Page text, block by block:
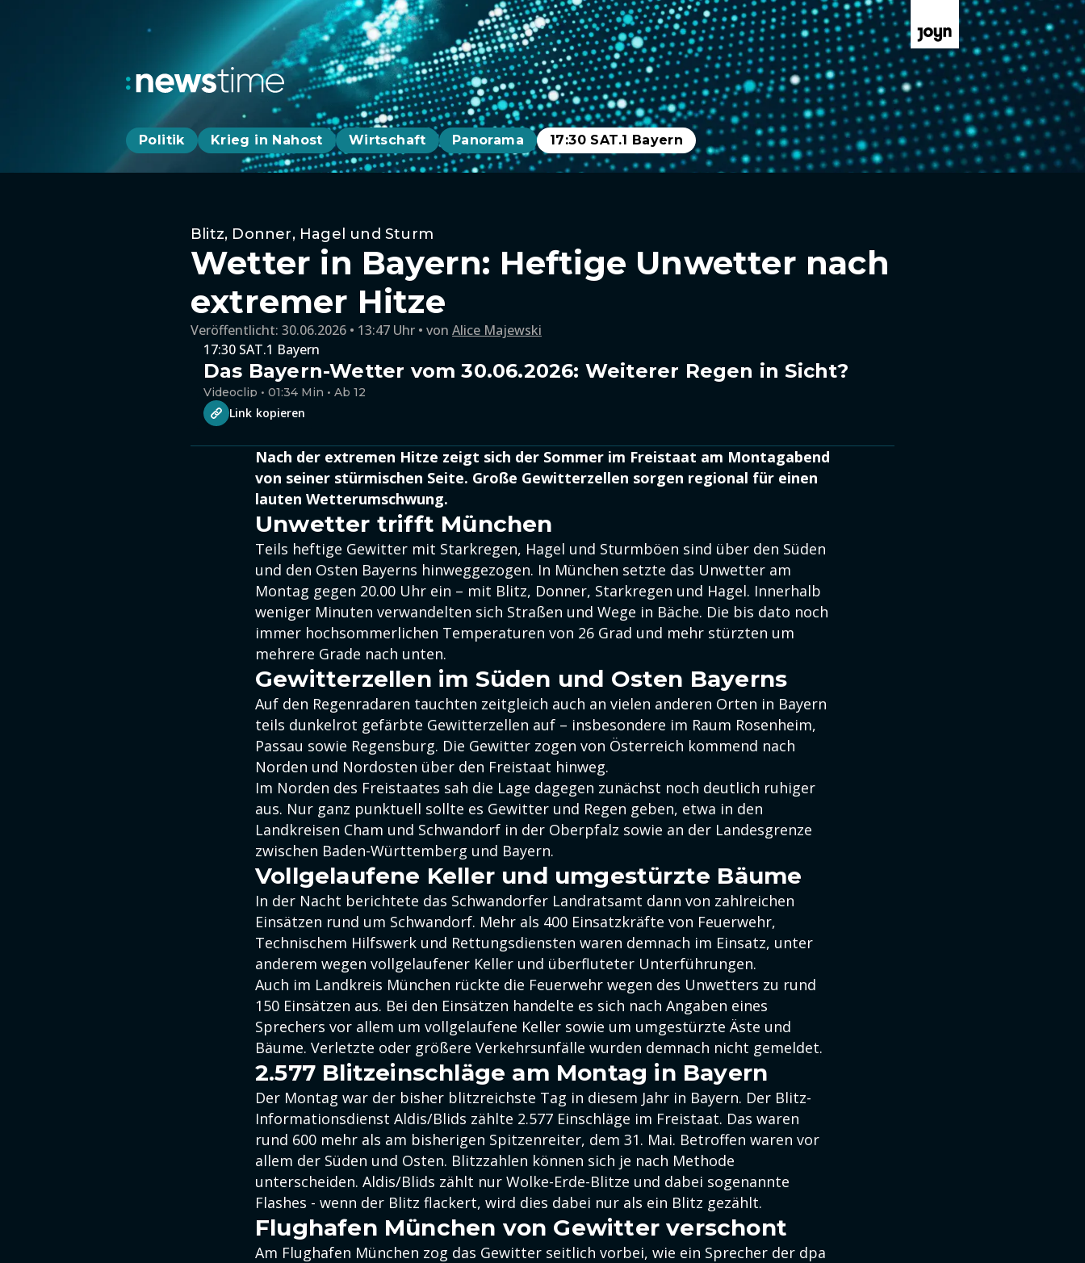
Politik Krieg in Nahost Wirtschaft Panorama 17:30 SAT.1 Bayern
Blitz, Donner, Hagel und Sturm
Wetter in Bayern: Heftige Unwetter nach
extremer Hitze
Veröffentlicht: 30.06.2026 • 13:47 Uhr von Alice Majewski
17:30 SAT.1 Bayern
Das Bayern-Wetter vom 30.06.2026: Weiterer Regen in Sicht?
Videoclip • 01:34 Min • Ab 12
Link kopieren
Nach der extremen Hitze zeigt sich der Sommer im Freistaat am Montagabend
von seiner stürmischen Seite. Große Gewitterzellen sorgen regional für einen
lauten Wetterumschwung.
Unwetter trifft München
Teils heftige Gewitter mit Starkregen, Hagel und Sturmböen sind über den Süden
und den Osten Bayerns hinweggezogen. In München setzte das Unwetter am
Montag gegen 20.00 Uhr ein – mit Blitz, Donner, Starkregen und Hagel. Innerhalb
weniger Minuten verwandelten sich Straßen und Wege in Bäche. Die bis dato noch
immer hochsommerlichen Temperaturen von 26 Grad und mehr stürzten um
mehrere Grade nach unten.
Gewitterzellen im Süden und Osten Bayerns
Auf den Regenradaren tauchten zeitgleich auch an vielen anderen Orten in Bayern
teils dunkelrot gefärbte Gewitterzellen auf – insbesondere im Raum Rosenheim,
Passau sowie Regensburg. Die Gewitter zogen von Österreich kommend nach
Norden und Nordosten über den Freistaat hinweg.
Im Norden des Freistaates sah die Lage dagegen zunächst noch deutlich ruhiger
aus. Nur ganz punktuell sollte es Gewitter und Regen geben, etwa in den
Landkreisen Cham und Schwandorf in der Oberpfalz sowie an der Landesgrenze
zwischen Baden-Württemberg und Bayern.
Vollgelaufene Keller und umgestürzte Bäume
In der Nacht berichtete das Schwandorfer Landratsamt dann von zahlreichen
Einsätzen rund um Schwandorf. Mehr als 400 Einsatzkräfte von Feuerwehr,
Technischem Hilfswerk und Rettungsdiensten waren demnach im Einsatz, unter
anderem wegen vollgelaufener Keller und überfluteter Unterführungen.
Auch im Landkreis München rückte die Feuerwehr wegen des Unwetters zu rund
150 Einsätzen aus. Bei den Einsätzen handelte es sich nach Angaben eines
Sprechers vor allem um vollgelaufene Keller sowie um umgestürzte Äste und
Bäume. Verletzte oder größere Verkehrsunfälle wurden demnach nicht gemeldet.
2.577 Blitzeinschläge am Montag in Bayern
Der Montag war der bisher blitzreichste Tag in diesem Jahr in Bayern. Der Blitz-
Informationsdienst Aldis/Blids zählte 2.577 Einschläge im Freistaat. Das waren
rund 600 mehr als am bisherigen Spitzenreiter, dem 31. Mai. Betroffen waren vor
allem der Süden und Osten. Blitzzahlen können sich je nach Methode
unterscheiden. Aldis/Blids zählt nur Wolke-Erde-Blitze und dabei sogenannte
Flashes - wenn der Blitz flackert, wird dies dabei nur als ein Blitz gezählt.
Flughafen München von Gewitter verschont
Am Flughafen München zog das Gewitter seitlich vorbei, wie ein Sprecher der dpa